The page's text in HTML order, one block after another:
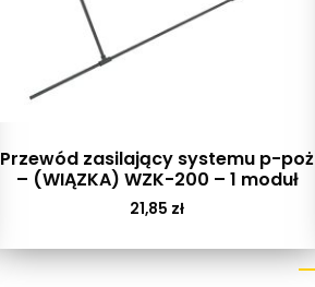
Przewód zasilający systemu p-poż
– (WIĄZKA) WZK-200 – 1 moduł
21,85 zł